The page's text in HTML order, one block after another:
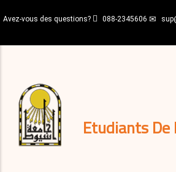
au
principal
Avez-vous des questions? 088-2345606
Etudiants De
décisions
Expatriés
Journal